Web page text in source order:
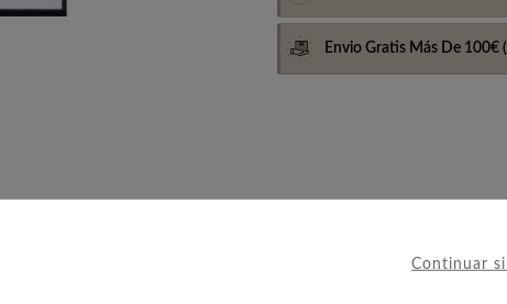
Continuar
Envio Gratis Más De 100€